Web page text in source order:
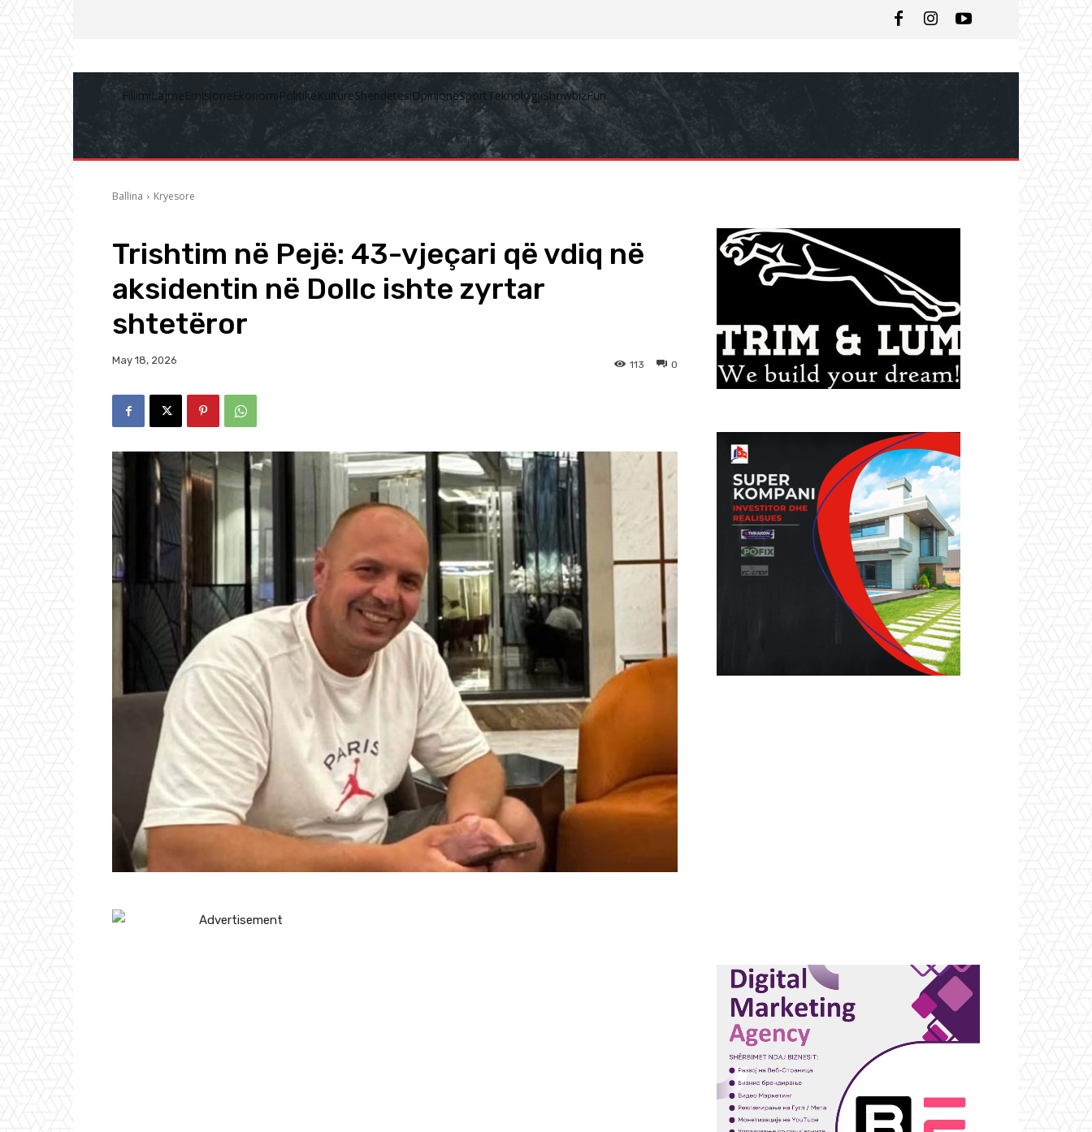
FillimiLajmeEmisioneEkonomiPolitikëKulturëShëndetësiOpinioneSportTeknologjiShowbizFun
Ballina Kryesore
Trishtim në Pejë: 43-vjeçari që vdiq në
aksidentin në Dollc ishte zyrtar
shtetëror
May 18, 2026 0
113